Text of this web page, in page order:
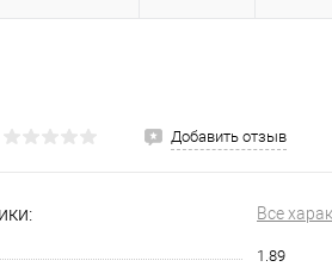
Добавить отзыв
Все
1.89